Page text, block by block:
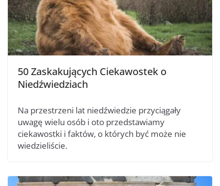
50 Zaskakujących Ciekawostek o
Niedźwiedziach
Na przestrzeni lat niedźwiedzie przyciągały
uwagę wielu osób i oto przedstawiamy
ciekawostki i faktów, o których być może nie
wiedzieliście.